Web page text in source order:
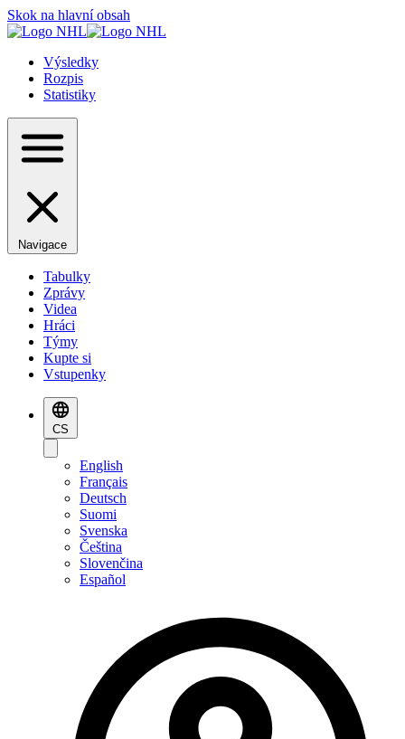
Skok na hlavní obsah
Výsledky
Rozpis
Statistiky
Navigace
Tabulky
Zprávy
Videa
Hráci
Týmy
Kupte si
Vstupenky
CS
English
Français
Deutsch
Suomi
Svenska
Čeština
Slovenčina
Español